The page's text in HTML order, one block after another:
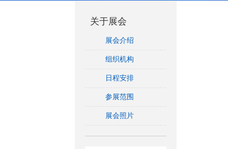
关于展会
展会介绍
组织机构
日程安排
参展范围
展会照片